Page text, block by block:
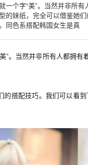
一个字“美”。当然并非所
的妹纸，完全可以借鉴她
同色系搭配韩国女生是真
”。当然并非所有人都拥
的搭配技巧。我们可以看